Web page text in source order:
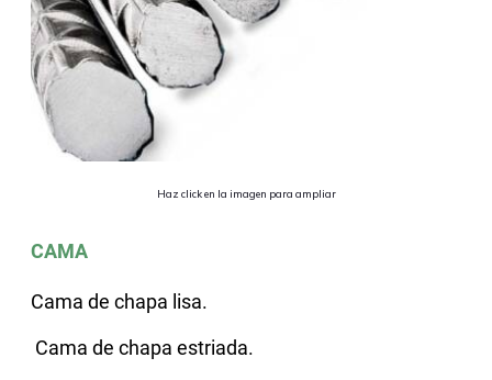
Haz click en la imagen para ampliar
CAMA
Cama de chapa lisa.
Cama de chapa estriada.